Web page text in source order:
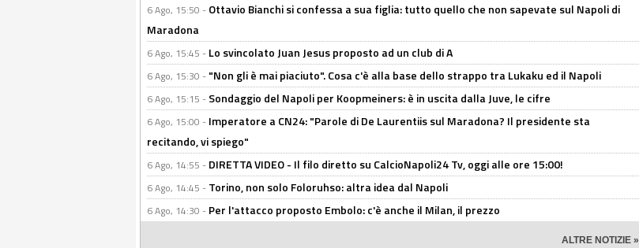
6 Ago, 15:50 - Ottavio Bianchi si confessa a sua figlia: tutto quello che non sapevate sul Napoli di
Maradona
6 Ago, 15:45 - Lo svincolato Juan Jesus proposto ad un club di A
6 Ago, 15:30 - "Non gli è mai piaciuto". Cosa c'è alla base dello strappo tra Lukaku ed il Napoli
6 Ago, 15:15 - Sondaggio del Napoli per Koopmeiners: è in uscita dalla Juve, le cifre
6 Ago, 15:00 - Imperatore a CN24: "Parole di De Laurentiis sul Maradona? Il presidente sta
recitando, vi spiego"
6 Ago, 14:55 - DIRETTA VIDEO - Il filo diretto su CalcioNapoli24 Tv, oggi alle ore 15:00!
6 Ago, 14:45 - Torino, non solo Foloruhso: altra idea dal Napoli
6 Ago, 14:30 - Per l'attacco proposto Embolo: c'è anche il Milan, il prezzo
ALTRE NOTIZIE »